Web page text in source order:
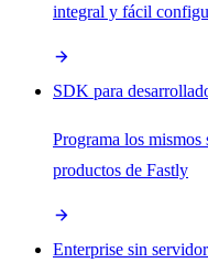
integral y fácil
SDK para
Programa los mismos
productos de Fastly
Enterprise sin